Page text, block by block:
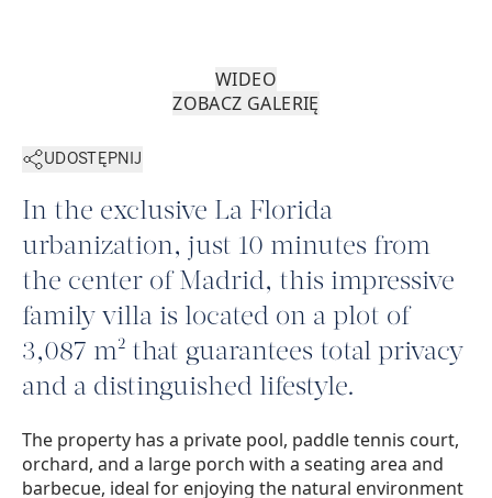
WIDEO
ZOBACZ GALERIĘ
UDOSTĘPNIJ
In the exclusive La Florida
urbanization, just 10 minutes from
the center of Madrid, this impressive
family villa is located on a plot of
3,087 m² that guarantees total privacy
and a distinguished lifestyle.
The property has a private pool, paddle tennis court,
orchard, and a large porch with a seating area and
barbecue, ideal for enjoying the natural environment